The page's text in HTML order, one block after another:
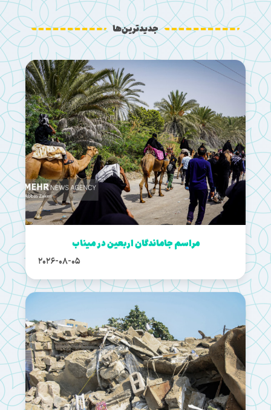
جدیدترین‌ها
مراسم جاماندگان اربعین در میناب
2026-08-05